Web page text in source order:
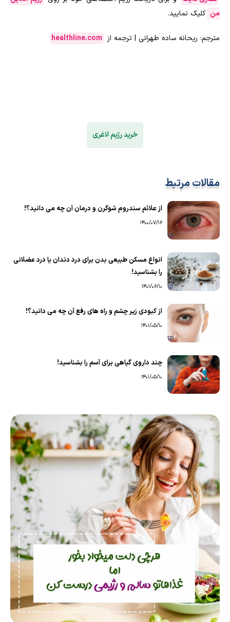
من کلیک نمایید.
مترجم: ریحانه ساده طهرانی | ترجمه از healthline.com
خرید رژیم لاغری
مقالات مرتبط
از علائم سندروم شوگرن و درمان آن چه می دانید؟!
1400/07/16
انواع مسکن طبیعی بدن برای درد دندان یا درد عضلانی
را بشناسید!
1401/06/10
از کبودی زیر چشم و راه های رفع آن چه می دانید؟!
1401/05/10
چند داروی گیاهی برای آسم را بشناسید!
1401/05/10